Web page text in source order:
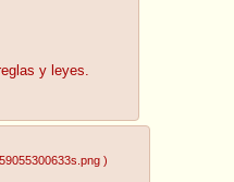
y leyes.
)